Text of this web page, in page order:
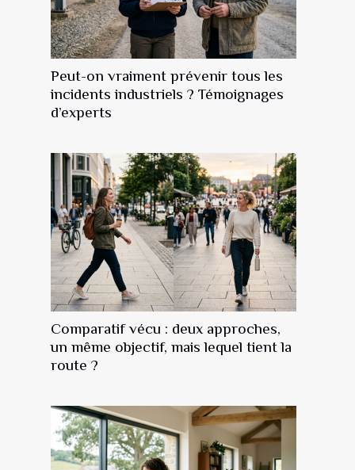
Peut-on vraiment prévenir tous les
incidents industriels ? Témoignages
d’experts
Comparatif vécu : deux approches,
un même objectif, mais lequel tient la
route ?